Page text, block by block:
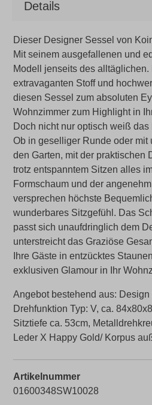
Details
Dieser Designer Sessel von
Mit seinem ausgefallenen und
Modell jenseits des
extravaganten Stoff und
diesen Sessel zum absoluten
Wohnzimmer zum Highlight in
Doch nicht nur optisch weiß
Ob in geselliger Runde oder mit
den Garten, mit der praktischen
trotz entspanntem Sitzen alles
Formschaum und der
versprechen höchste
wunderbares Sitzgefühl. Das
passt sich unaufdringlich dem
unterstreicht das Graziöse
Ihre Gäste in entzücktes
exklusiven Glamour in Ihr
Angebot bestehend aus:
Drehfunktion Typ: V, ca.
Sitztiefe ca. 53cm,
Leder X Happy Gold/ Korpus
Artikelnummer
01600348SW10028